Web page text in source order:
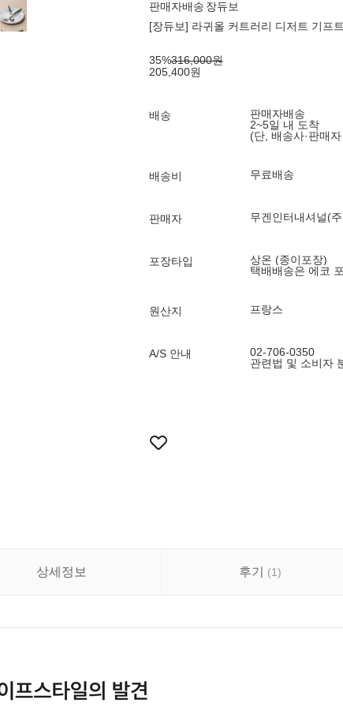
판매자배송 장듀보
[장듀보] 라귀올 커트러리 디저트 기프
35%316,000원
205,400원
배송
판매자배송
2~5일 내 도착
(단, 배송사·판매
배송비 무료배송
판매자 무겐인터내셔널(
포장타입
상온 (종이포장)
택배배송은 에코
원산지 프랑스
A/S 안내
02-706-0350
관련법 및 소비자
상세정보 후기 (1)